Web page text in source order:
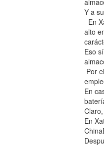
Y a
En
alto
Eso
Por
En
En